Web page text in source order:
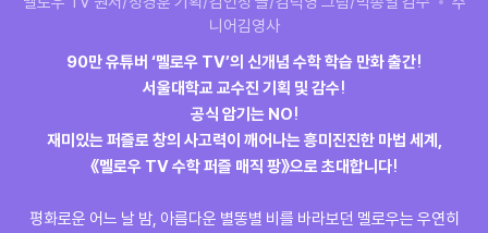
니어김영사
90만 유튜버 ‘멜로우 TV’의 신개념 수학 학습 만화 출간!
서울대학교 교수진 기획 및 감수!
공식 암기는 NO!
재미있는 퍼즐로 창의 사고력이 깨어나는 흥미진진한 마법 세계,
《멜로우 TV 수학 퍼즐 매직 팡》으로 초대합니다!
평화로운 어느 날 밤, 아름다운 별똥별 비를 바라보던 멜로우는 우연히